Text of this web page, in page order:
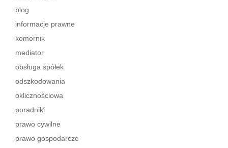
blog
informacje prawne
komornik
mediator
obsługa spółek
odszkodowania
oklicznościowa
poradniki
prawo cywilne
prawo gospodarcze